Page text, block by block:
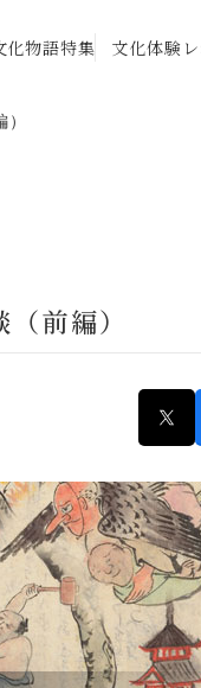
化物語特集 文化体験
前編）